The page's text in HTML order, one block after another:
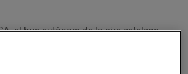
el bus autònom de la gira catalana,
durant els mesos de setembre i